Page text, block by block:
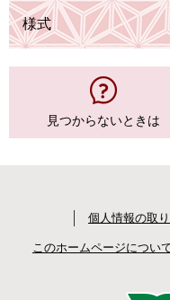
様式
見つからないときは
個人情報の取
このホームページについ